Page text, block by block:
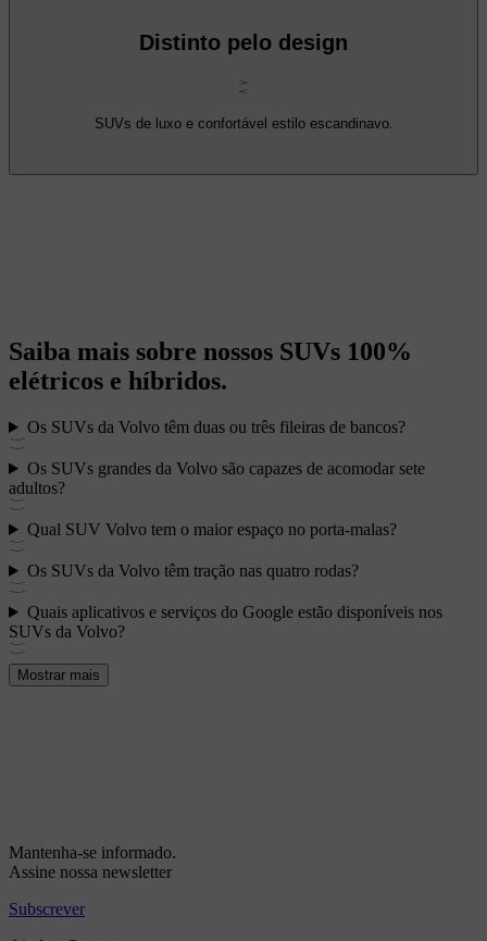
Distinto pelo design
SUVs de luxo e confortável estilo escandinavo.
Saiba mais sobre nossos SUVs 100%
elétricos e híbridos.
Os SUVs da Volvo têm duas ou três fileiras de bancos?
Os SUVs grandes da Volvo são capazes de acomodar sete
adultos?
Qual SUV Volvo tem o maior espaço no porta-malas?
Os SUVs da Volvo têm tração nas quatro rodas?
Quais aplicativos e serviços do Google estão disponíveis nos
SUVs da Volvo?
Mostrar mais